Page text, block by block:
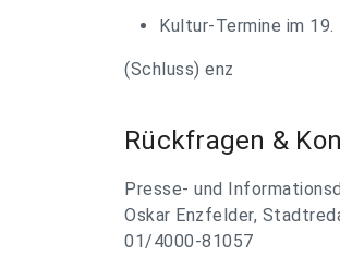
Kultur-Termine im 19.
(Schluss) enz
Rückfragen &
Presse- und
Oskar Enzfelder,
01/4000-81057